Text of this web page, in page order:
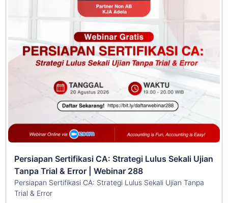
Persiapan Sertifikasi CA: Strategi Lulus Sekali Ujian
Tanpa Trial & Error | Webinar 288
Persiapan Sertifikasi CA: Strategi Lulus Sekali Ujian Tanpa
Trial & Error